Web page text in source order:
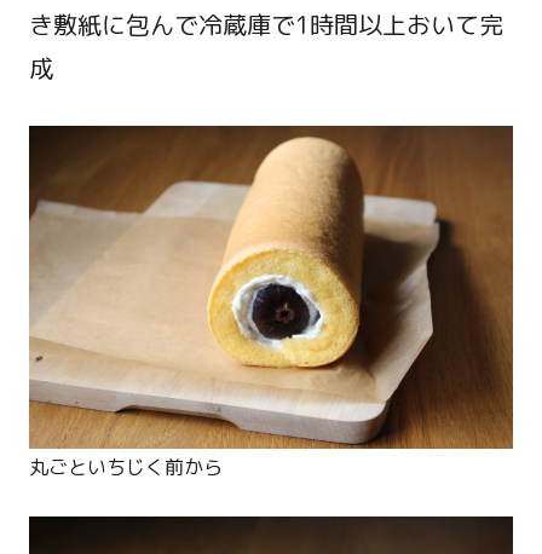
き敷紙に包んで冷蔵庫で1時間以上おいて完
成
丸ごといちじく前から